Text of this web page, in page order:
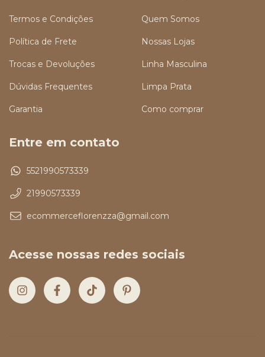
Termos e Condições
Política de Frete
Trocas e Devoluções
Dúvidas Frequentes
Garantia
Quem Somos
Nossas Lojas
Linha Masculina
Limpa Prata
Como comprar
Entre em contato
5521990573339
21990573339
ecommerceflorenzza@gmail.com
Acesse nossas redes sociais